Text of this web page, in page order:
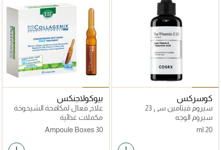
كوسركس
سيروم فيتامين سي 23
سيروم الوجه
20 ml
بيوكولاجنكس
علاج فعال لمكافحة الشيخوخة
مكملات غذائية
30 Ampoule Boxes